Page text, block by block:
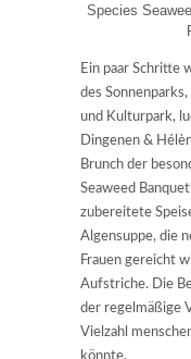
Species
Ein paar Schritte
des
und Kulturpark,
Dingenen &
Brunch der
Seaweed
zubereitete
Algensuppe, die
Frauen gereicht
Aufstriche. Die
der regelmäßige
Vielzahl
könnte.